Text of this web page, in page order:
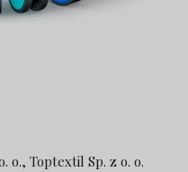
o., Toptextil Sp. z o. o.